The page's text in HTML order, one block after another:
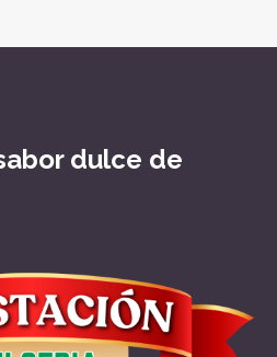
dulce de